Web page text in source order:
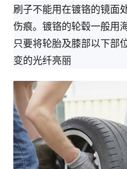
刷子不能用在镀铬的镜面
伤痕。镀铬的轮毂一般用
只要将轮胎及膝部以下部
变的光纤亮丽